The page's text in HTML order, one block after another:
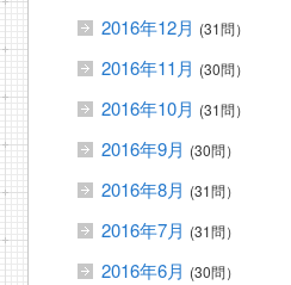
2016年12月 (31問）
2016年11月 (30問）
2016年10月 (31問）
2016年9月 (30問）
2016年8月 (31問）
2016年7月 (31問）
2016年6月 (30問）